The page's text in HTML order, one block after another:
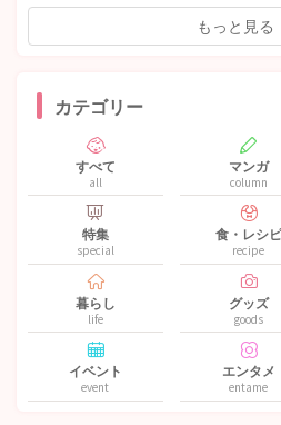
もっと見る
カテゴリー
すべて
all
マンガ
column
特集
special
食・レシピ
recipe
暮らし
life
グッズ
goods
イベント
event
エンタメ
entame